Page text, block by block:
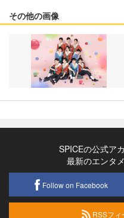
その他の画像
SPICEの公式ア
最新のエンタ
Follow on Facebook
RSSフィ